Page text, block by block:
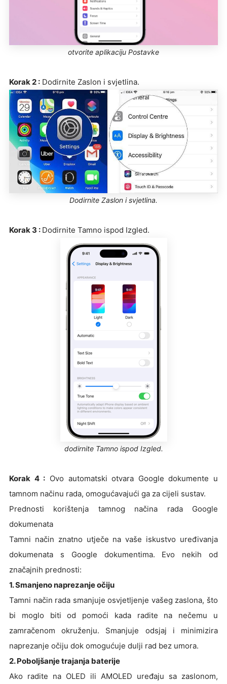
otvorite aplikaciju Postavke
Korak 2 : Dodirnite Zaslon i svjetlina.
Dodirnite Zaslon i svjetlina.
Korak 3 : Dodirnite Tamno ispod Izgled.
dodirnite Tamno ispod Izgled.
Korak 4 : Ovo automatski otvara Google dokumente u
tamnom načinu rada, omogućavajući ga za cijeli sustav.
Prednosti korištenja tamnog načina rada Google
dokumenata
Tamni način znatno utječe na vaše iskustvo uređivanja
dokumenata s Google dokumentima. Evo nekih od
značajnih prednosti:
1. Smanjeno naprezanje očiju
Tamni način rada smanjuje osvjetljenje vašeg zaslona, što
bi moglo biti od pomoći kada radite na nečemu u
zamračenom okruženju. Smanjuje odsjaj i minimizira
naprezanje očiju dok omogućuje dulji rad bez umora.
2. Poboljšanje trajanja baterije
Ako radite na OLED ili AMOLED uređaju sa zaslonom,